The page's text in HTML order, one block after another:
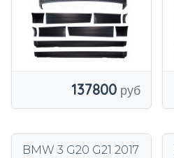
137800
BMW 3 G20 G21 2017